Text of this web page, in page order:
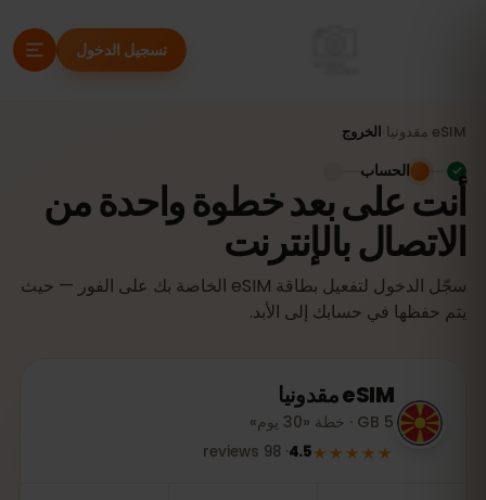
تسجيل الدخول
eSIM مقدونيا الخروج
أنت على بعد خطوة واحدة من
الاتصال بالإنترنت
سجّل الدخول لتفعيل بطاقة eSIM الخاصة بك على الفور — حيث
يتم حفظها في حسابك إلى الأبد.
الحساب
eSIMمقدونيا
5 GB · خطة «30 يوم»
★★★★★
4.5
·
98
reviews